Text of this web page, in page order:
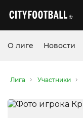
О лиге Новости
Лига Участники